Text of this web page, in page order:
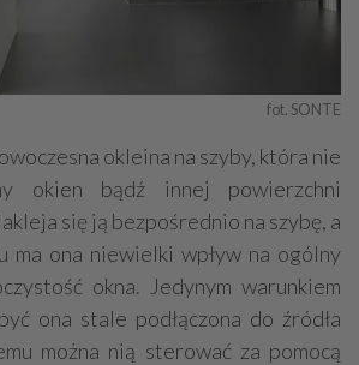
fot. SONTE
okleina na szyby, która nie
okien bądź innej powierzchni
się ją bezpośrednio na szybę, a
ma ona niewielki wpływ na ogólny
okna. Jedynym warunkiem
ona stale podłączona do źródła
można nią sterować za pomocą